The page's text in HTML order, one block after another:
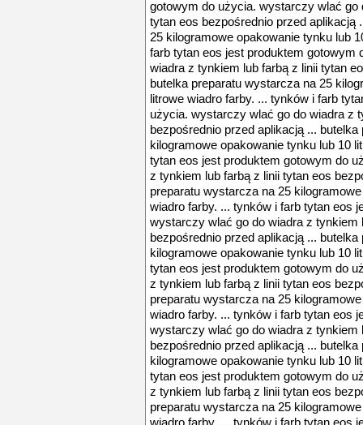
gotowym do użycia. wystarczy wlać go
tytan eos bezpośrednio przed aplikacją
25 kilogramowe opakowanie tynku lub
farb tytan eos jest produktem gotowym
wiadra z tynkiem lub farbą z linii tytan
butelka preparatu wystarcza na 25
litrowe wiadro farby. ... tynków i farb
użycia. wystarczy wlać go do wiadra z
bezpośrednio przed aplikacją ...
kilogramowe opakowanie tynku lub 10
tytan eos jest produktem gotowym do
z tynkiem lub farbą z linii tytan eos
preparatu wystarcza na 25
wiadro farby. ... tynków i farb tytan eos
wystarczy wlać go do wiadra z tynkiem
bezpośrednio przed aplikacją ...
kilogramowe opakowanie tynku lub 10
tytan eos jest produktem gotowym do
z tynkiem lub farbą z linii tytan eos
preparatu wystarcza na 25
wiadro farby. ... tynków i farb tytan eos
wystarczy wlać go do wiadra z tynkiem
bezpośrednio przed aplikacją ...
kilogramowe opakowanie tynku lub 10
tytan eos jest produktem gotowym do
z tynkiem lub farbą z linii tytan eos
preparatu wystarcza na 25